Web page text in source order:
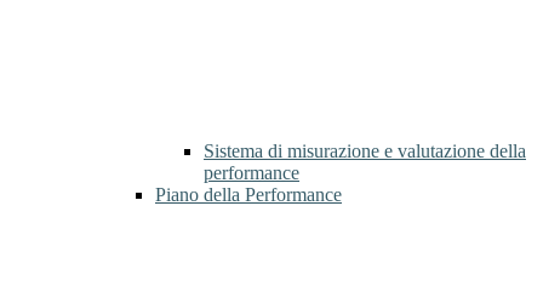
Sistema di misurazione e valutazione della
performance
Piano della Performance